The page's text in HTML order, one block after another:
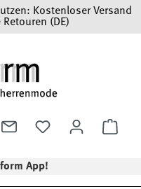
Kostenloser Versand
(DE)
App!